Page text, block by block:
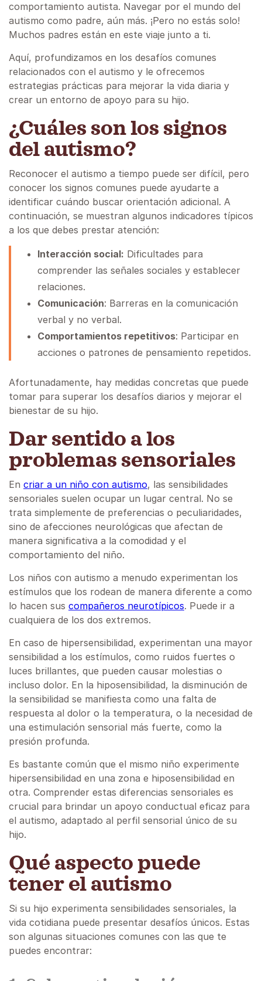
comportamiento autista. Navegar por el mundo del
autismo como padre, aún más. ¡Pero no estás solo!
Muchos padres están en este viaje junto a ti.
Aquí, profundizamos en los desafíos comunes
relacionados con el autismo y le ofrecemos
estrategias prácticas para mejorar la vida diaria y
crear un entorno de apoyo para su hijo.
¿Cuáles son los signos
del autismo?
Reconocer el autismo a tiempo puede ser difícil, pero
conocer los signos comunes puede ayudarte a
identificar cuándo buscar orientación adicional. A
continuación, se muestran algunos indicadores típicos
a los que debes prestar atención:
Interacción social: Dificultades para
comprender las señales sociales y establecer
relaciones.
Comunicación: Barreras en la comunicación
verbal y no verbal.
Comportamientos repetitivos: Participar en
acciones o patrones de pensamiento repetidos.
Afortunadamente, hay medidas concretas que puede
tomar para superar los desafíos diarios y mejorar el
bienestar de su hijo.
Dar sentido a los
problemas sensoriales
En criar a un niño con autismo, las sensibilidades
sensoriales suelen ocupar un lugar central. No se
trata simplemente de preferencias o peculiaridades,
sino de afecciones neurológicas que afectan de
manera significativa a la comodidad y el
comportamiento del niño.
Los niños con autismo a menudo experimentan los
estímulos que los rodean de manera diferente a como
lo hacen sus compañeros neurotípicos. Puede ir a
cualquiera de los dos extremos.
En caso de hipersensibilidad, experimentan una mayor
sensibilidad a los estímulos, como ruidos fuertes o
luces brillantes, que pueden causar molestias o
incluso dolor. En la hiposensibilidad, la disminución de
la sensibilidad se manifiesta como una falta de
respuesta al dolor o la temperatura, o la necesidad de
una estimulación sensorial más fuerte, como la
presión profunda.
Es bastante común que el mismo niño experimente
hipersensibilidad en una zona e hiposensibilidad en
otra. Comprender estas diferencias sensoriales es
crucial para brindar un apoyo conductual eficaz para
el autismo, adaptado al perfil sensorial único de su
hijo.
Qué aspecto puede
tener el autismo
Si su hijo experimenta sensibilidades sensoriales, la
vida cotidiana puede presentar desafíos únicos. Estas
son algunas situaciones comunes con las que te
puedes encontrar: